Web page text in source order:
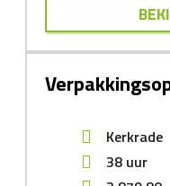
Kerkrade
38 uur